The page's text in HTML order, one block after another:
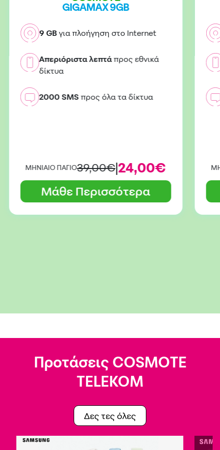
GIGAMAX 9GB
9 GB για πλοήγηση στο Internet
Απεριόριστα λεπτά προς εθνικά
δίκτυα
2000 SMS προς όλα τα δίκτυα
ΜΗΝΙΑΙΟ ΠΑΓΙΟ39,00€|24,00€
Μάθε Περισσότερα
Προτάσεις COSMOTE
TELEKOM
Δες τες όλες